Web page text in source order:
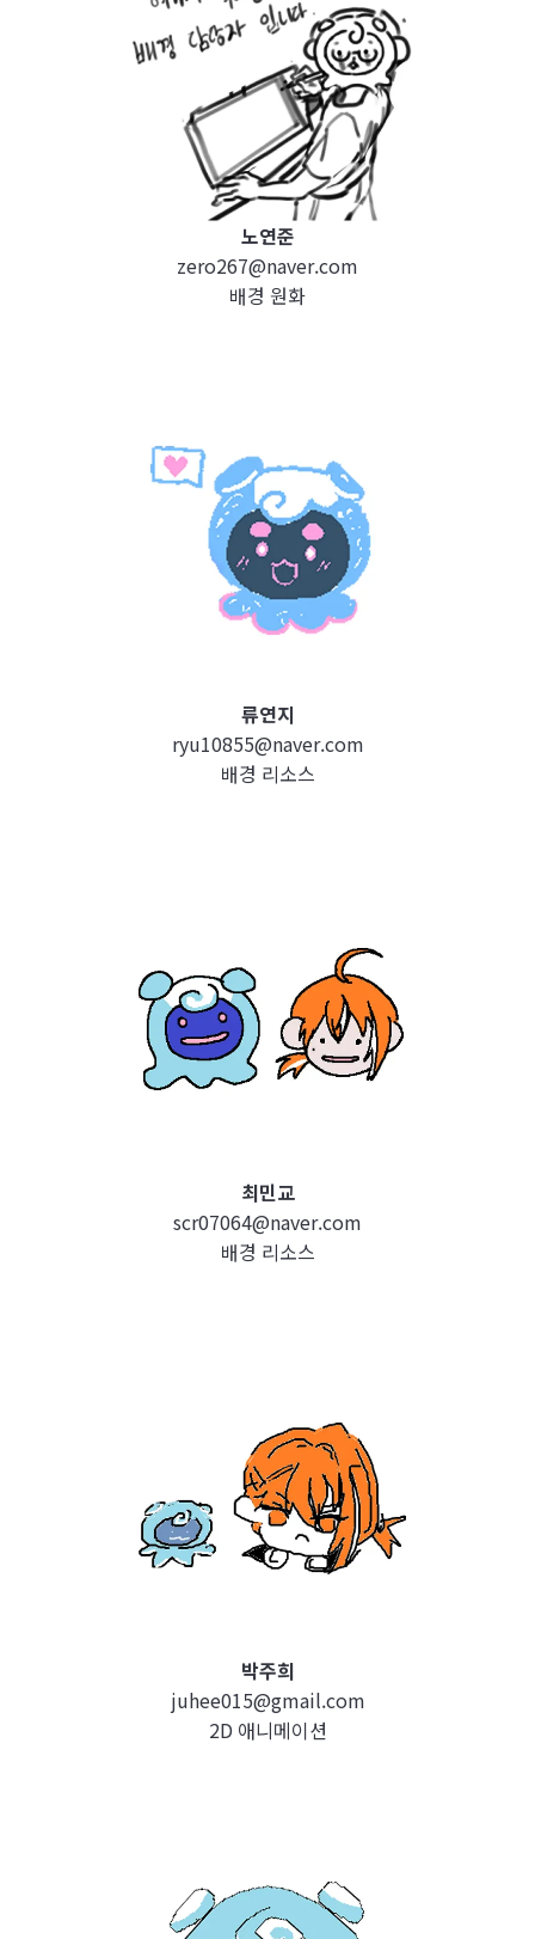
노연준
zero267@naver.com
배경 원화
류연지
ryu10855@naver.com
배경 리소스
최민교
scr07064@naver.com
배경 리소스
박주희
juhee015@gmail.com
2D 애니메이션